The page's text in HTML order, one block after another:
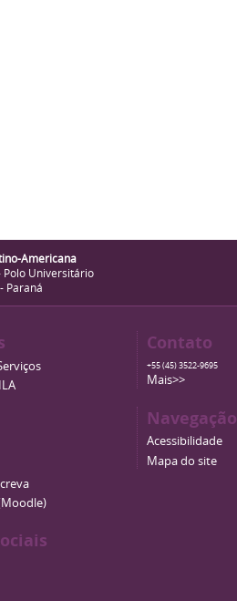
Americana
Polo Universitário
Paraná
Contato
+55 (45) 3522-9695
Mais>>
Navegação
Acessibilidade
Mapa do site